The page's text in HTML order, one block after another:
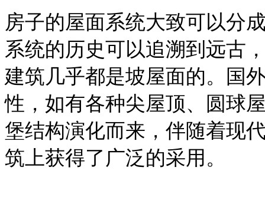
房子的屋面系统大致可以分
系统的历史可以追溯到远古
建筑几乎都是坡屋面的。国
性，如有各种尖屋顶、圆球
堡结构演化而来，伴随着现
筑上获得了广泛的采用。